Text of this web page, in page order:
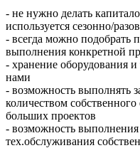
- не нужно делать
используется сезонно/
- всегда можно подобрать
выполнения конкретной
- хранение оборудования
нами
- возможность выполнять
количеством
больших проектов
- возможность
тех.обслуживания